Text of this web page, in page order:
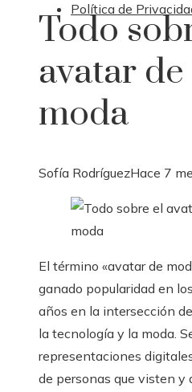
Política de
Todo
avatar de
moda
Sofía RodríguezHace 7
El término «avatar de
ganado popularidad en
años en la intersección
la tecnología y la moda.
representaciones
de personas que visten y